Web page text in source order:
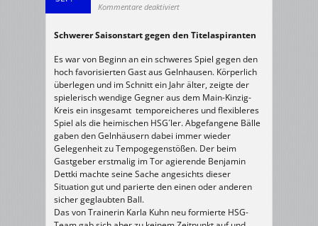
Kommentare deaktiviertfür
Dietzenbach
–
Gelnhausen
I
5:26
(3:13)
Schwerer Saisonstart gegen den Titelaspiranten
Es war von Beginn an ein schweres Spiel gegen den
hoch favorisierten Gast aus Gelnhausen. Körperlich
überlegen und im Schnitt ein Jahr älter, zeigte der
spielerisch wendige Gegner aus dem Main-Kinzig-
Kreis ein insgesamt temporeicheres und flexibleres
Spiel als die heimischen HSG´ler. Abgefangene Bälle
gaben den Gelnhäusern dabei immer wieder
Gelegenheit zu Tempogegenstößen. Der beim
Gastgeber erstmalig im Tor agierende Benjamin
Dettki machte seine Sache angesichts dieser
Situation gut und parierte den einen oder anderen
sicher geglaubten Ball.
Das von Trainerin Karla Kuhn neu formierte HSG-